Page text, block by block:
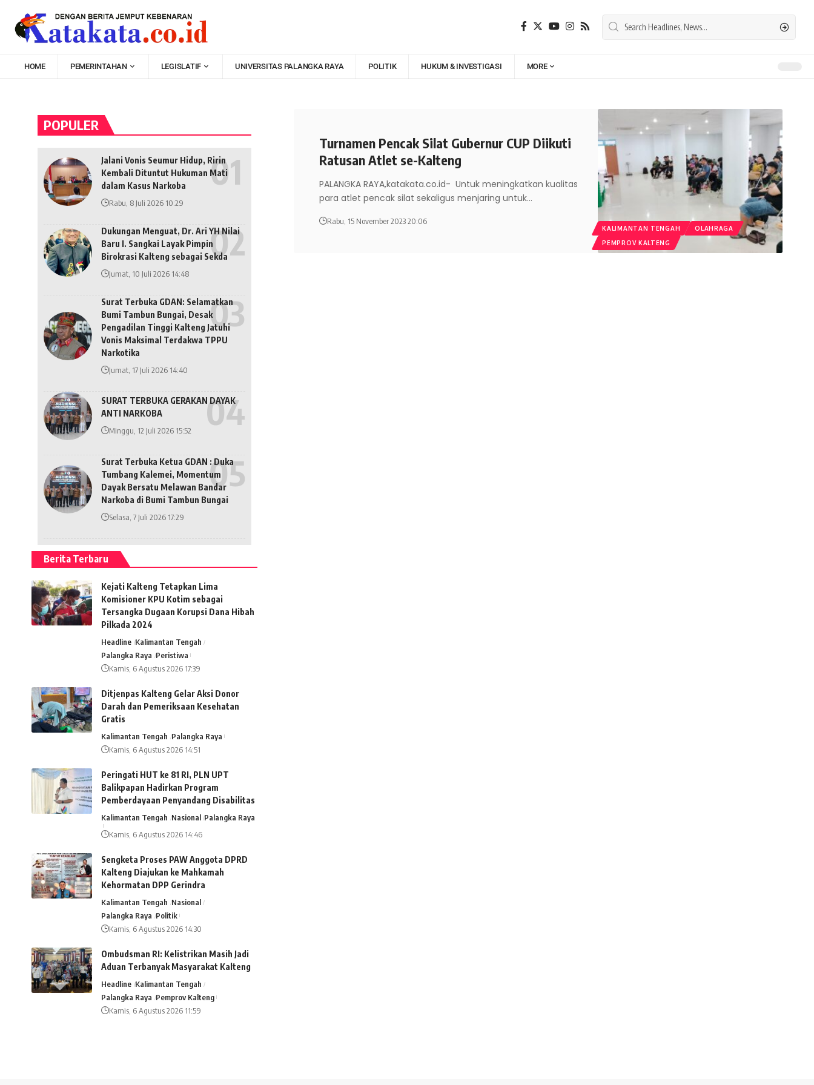
HOME PEMERINTAHAN LEGISLATIF UNIVERSITAS PALANGKA RAYA POLITIK HUKUM & INVESTIGASI MORE
KALIMANTAN TENGAH
OLAHRAGA
PEMPROV KALTENG
Turnamen Pencak Silat Gubernur CUP Diikuti
Ratusan Atlet se-Kalteng
PALANGKA RAYA,katakata.co.id- Untuk meningkatkan kualitas
para atlet pencak silat sekaligus menjaring untuk…
Rabu, 15 November 2023 20:06
POPULER
Jalani Vonis Seumur Hidup, Ririn
Kembali Dituntut Hukuman Mati
dalam Kasus Narkoba
Rabu, 8 Juli 2026 10:29
Dukungan Menguat, Dr. Ari YH Nilai
Baru I. Sangkai Layak Pimpin
Birokrasi Kalteng sebagai Sekda
Jumat, 10 Juli 2026 14:48
Surat Terbuka GDAN: Selamatkan
Bumi Tambun Bungai, Desak
Pengadilan Tinggi Kalteng Jatuhi
Vonis Maksimal Terdakwa TPPU
Narkotika
Jumat, 17 Juli 2026 14:40
SURAT TERBUKA GERAKAN DAYAK
ANTI NARKOBA
Minggu, 12 Juli 2026 15:52
Surat Terbuka Ketua GDAN : Duka
Tumbang Kalemei, Momentum
Dayak Bersatu Melawan Bandar
Narkoba di Bumi Tambun Bungai
Selasa, 7 Juli 2026 17:29
Berita Terbaru
Kejati Kalteng Tetapkan Lima
Komisioner KPU Kotim sebagai
Tersangka Dugaan Korupsi Dana Hibah
Pilkada 2024
Headline Kalimantan Tengah
Palangka Raya Peristiwa
Kamis, 6 Agustus 2026 17:39
Ditjenpas Kalteng Gelar Aksi Donor
Darah dan Pemeriksaan Kesehatan
Gratis
Kalimantan Tengah Palangka Raya
Kamis, 6 Agustus 2026 14:51
Peringati HUT ke 81 RI, PLN UPT
Balikpapan Hadirkan Program
Pemberdayaan Penyandang Disabilitas
Kalimantan Tengah Nasional Palangka Raya
Kamis, 6 Agustus 2026 14:46
Sengketa Proses PAW Anggota DPRD
Kalteng Diajukan ke Mahkamah
Kehormatan DPP Gerindra
Kalimantan Tengah Nasional
Palangka Raya Politik
Kamis, 6 Agustus 2026 14:30
Ombudsman RI: Kelistrikan Masih Jadi
Aduan Terbanyak Masyarakat Kalteng
Headline Kalimantan Tengah
Palangka Raya Pemprov Kalteng
Kamis, 6 Agustus 2026 11:59